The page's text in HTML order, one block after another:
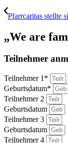
Pfarrcaritas stellte
„We are
Teilnehmer
Teilnehmer 1*
Geburtsdatum*
Teilnehmer 2
Geburtsdatum
Teilnehmer 3
Geburtsdatum
Teilnehmer 4